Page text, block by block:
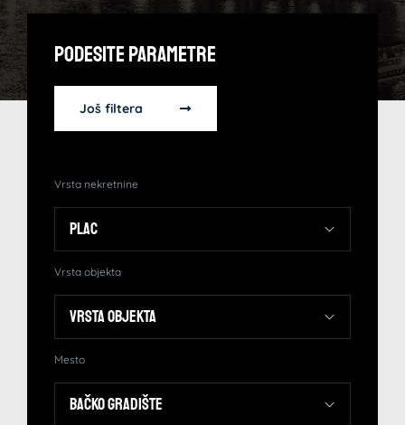
Podesite Parametre
Još filtera
Vrsta nekretnine
Vrsta objekta
Mesto